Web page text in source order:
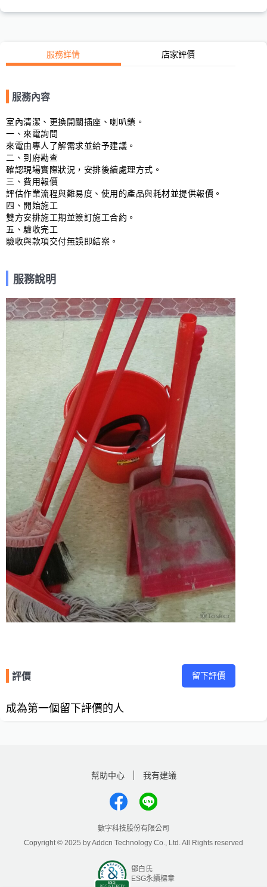
服務詳情 店家評價
服務內容
室內清潔、更換開關插座、喇叭鎖。
一、來電詢問
來電由專人了解需求並給予建議。
二、到府勘查
確認現場實際狀況，安排後續處理方式。
三、費用報價
評估作業流程與難易度、使用的產品與耗材並提供報價。
四、開始施工
雙方安排施工期並簽訂施工合約。
五、驗收完工
驗收與款項交付無誤即結案。
服務說明
評價 留下評價
成為第一個留下評價的人
幫助中心 我有建議
數字科技股份有限公司
Copyright © 2025 by Addcn Technology Co., Ltd. All Rights reserved
鄧白氏
ESG永續標章